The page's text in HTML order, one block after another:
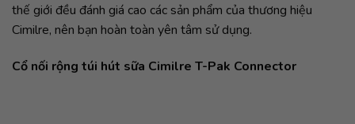
thế giới đều đánh giá cao các sản phẩm của thương hiệu
Cimilre, nên bạn hoàn toàn yên tâm sử dụng.
Cổ nối rộng túi hút sữa Cimilre T-Pak Connector